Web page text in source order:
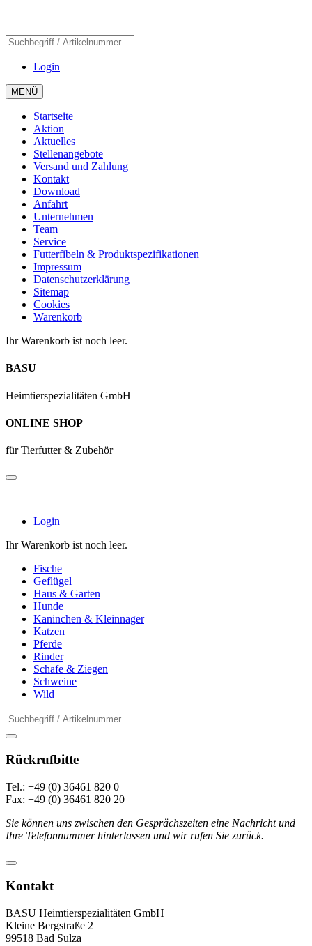
Login
MENÜ
Startseite
Aktion
Aktuelles
Stellenangebote
Versand und Zahlung
Kontakt
Download
Anfahrt
Unternehmen
Team
Service
Futterfibeln & Produktspezifikationen
Impressum
Datenschutzerklärung
Sitemap
Cookies
Warenkorb
Ihr Warenkorb ist noch leer.
BASU
Heimtierspezialitäten GmbH
ONLINE SHOP
für Tierfutter & Zubehör
Login
Ihr Warenkorb ist noch leer.
Fische
Geflügel
Haus & Garten
Hunde
Kaninchen & Kleinnager
Katzen
Pferde
Rinder
Schafe & Ziegen
Schweine
Wild
Rückrufbitte
Tel.: +49 (0) 36461 820 0
Fax: +49 (0) 36461 820 20
Sie können uns zwischen den Gesprächszeiten eine Nachricht und
Ihre Telefonnummer hinterlassen und wir rufen Sie zurück.
Kontakt
BASU Heimtierspezialitäten GmbH
Kleine Bergstraße 2
99518 Bad Sulza